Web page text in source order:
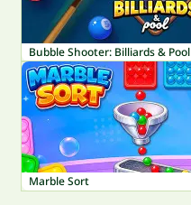
Bubble Shooter: Billiards & Pool
Marble Sort